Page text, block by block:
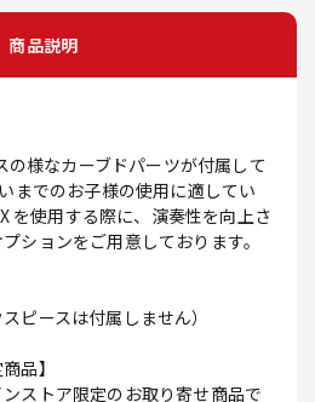
商品説明
の様なカーブドパーツが付属して
までのお子様の使用に適してい
を使用する際に、演奏性を向上さ
ションをご用意しております。
ピースは付属しません）
品】
ストア限定のお取り寄せ商品で